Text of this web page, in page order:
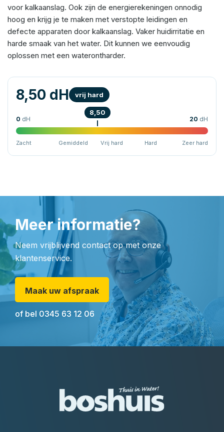
voor kalkaanslag. Ook zijn de energierekeningen onnodig
hoog en krijg je te maken met verstopte leidingen en
defecte apparaten door kalkaanslag. Vaker huidirritatie en
harde smaak van het water. Dit kunnen we eenvoudig
oplossen met een waterontharder.
8,50 dH vrij hard
0 dH 20 dH
8,50
Zacht Gemiddeld Vrij hard Hard Zeer hard
Meer informatie?
Neem vrijblijvend contact op met onze
klantenservice.
Maak uw afspraak
of bel 0345 63 12 06